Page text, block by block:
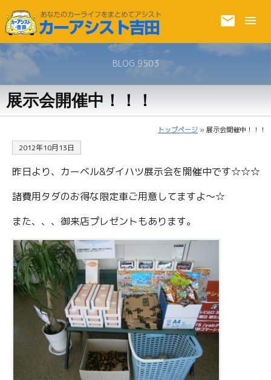
BLOG 9503
展示会開催中！！！
トップページ » 展示会開催中！！！
2012年10月13日
昨日より、カーベル&ダイハツ展示会を開催中です☆☆☆
諸費用タダのお得な限定車ご用意してますよ〜☆
また、、、御来店プレゼントもあります。